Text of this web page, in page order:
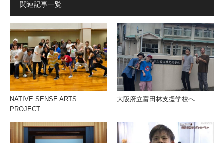
関連記事一覧
NATIVE SENSE ARTS
PROJECT
大阪府立富田林支援学校へ